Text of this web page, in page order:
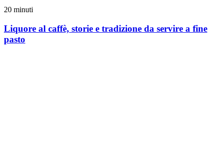
20 minuti
Liquore al caffè, storie e tradizione da servire a fine
pasto